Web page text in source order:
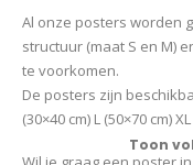
Al onze posters worden
structuur (maat S en M)
te voorkomen.
De posters zijn
(30×40 cm) L (50×70 cm)
Toon